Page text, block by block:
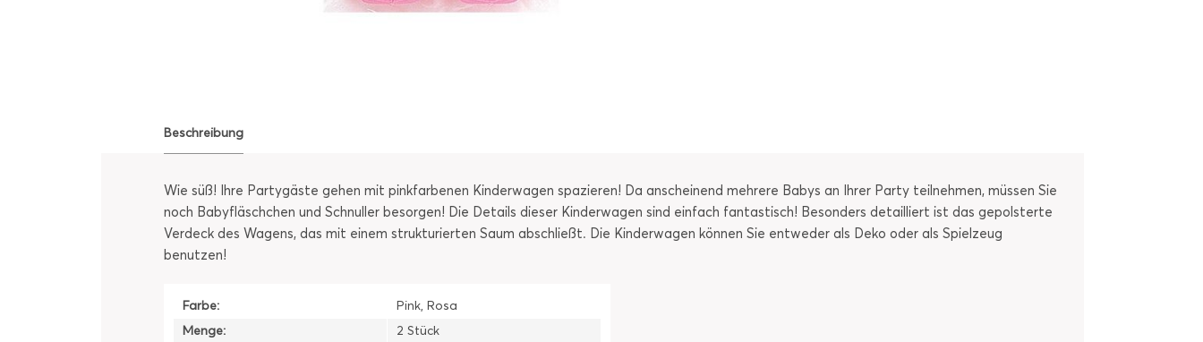
Beschreibung
Wie süß! Ihre Partygäste gehen mit pinkfarbenen Kinderwagen spazieren! Da anscheinend mehrere Babys an Ihrer Party teilnehmen, müssen Sie
noch Babyfläschchen und Schnuller besorgen! Die Details dieser Kinderwagen sind einfach fantastisch! Besonders detailliert ist das gepolsterte
Verdeck des Wagens, das mit einem strukturierten Saum abschließt. Die Kinderwagen können Sie entweder als Deko oder als Spielzeug
benutzen!
Farbe:
Pink, Rosa
Menge:
2 Stück